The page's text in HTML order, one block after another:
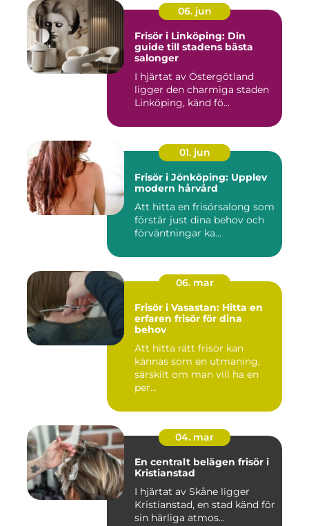
06. jun
Frisör i Linköping: Din
guide till stadens bästa
salonger
I hjärtat av Östergötland
ligger den charmiga staden
Linköping, känd fö...
01. jun
Frisör i Jönköping: Upplev
modern hårvård
Att hitta en frisörsalong som
förstår just dina behov och
förväntningar ka...
06. mar
Frisör i Vasastan: Hitta en
erfaren frisör för dina
behov
Att hitta rätt frisör kan
kännas som en utmaning,
särskilt om man vill ha en
per...
04. mar
En centralt belägen frisör i
Kristianstad
I hjärtat av Skåne ligger
Kristianstad, en stad känd för
sin härliga atmos...